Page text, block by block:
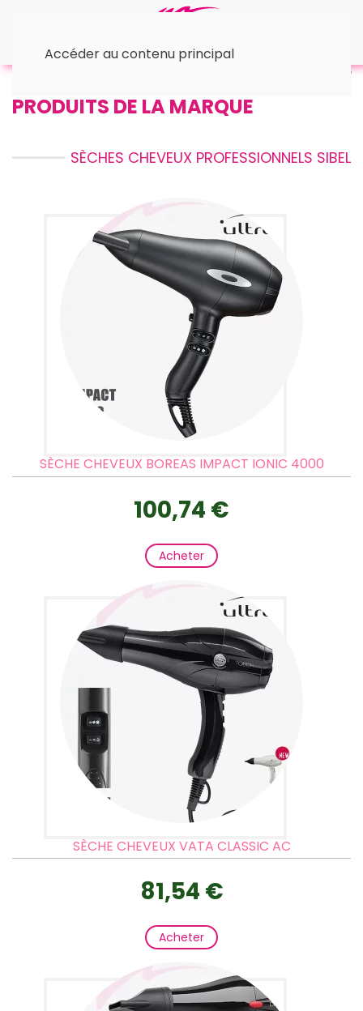
Accéder au contenu principal
PRODUITS DE LA MARQUE
SÈCHES CHEVEUX PROFESSIONNELS SIBEL
SÈCHE CHEVEUX BOREAS IMPACT IONIC 4000
100,74 €
Acheter
SÈCHE CHEVEUX VATA CLASSIC AC
81,54 €
Acheter